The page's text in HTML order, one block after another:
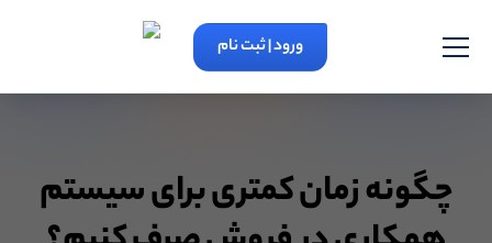
ورود | ثبت نام
چگونه زمان کمتری برای سیستم